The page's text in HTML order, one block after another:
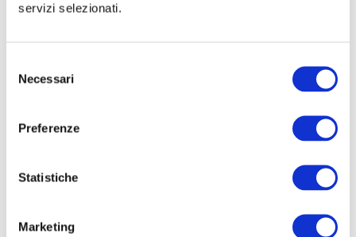
servizi selezionati.
delNecessari
Preferenze
Statistiche
Marketing
IL TUO SUPPORTO?